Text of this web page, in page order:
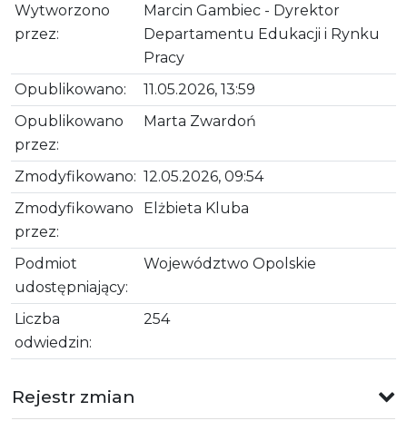
Wytworzono
przez:
Marcin Gambiec - Dyrektor
Departamentu Edukacji i Rynku
Pracy
Opublikowano:
11.05.2026, 13:59
Opublikowano
przez:
Marta Zwardoń
Zmodyfikowano: 12.05.2026, 09:54
Zmodyfikowano
przez:
Elżbieta Kluba
Podmiot
udostępniający:
Województwo Opolskie
Liczba
odwiedzin:
254
Rejestr zmian